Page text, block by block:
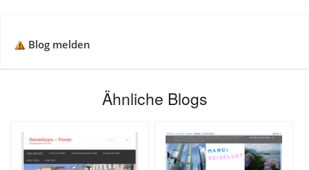
Blog melden
Ähnliche Blogs